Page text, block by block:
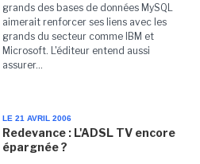
grands des bases de données MySQL
aimerait renforcer ses liens avec les
grands du secteur comme IBM et
Microsoft. L'éditeur entend aussi
assurer...
LE 21 AVRIL 2006
Redevance : L'ADSL TV encore
épargnée ?